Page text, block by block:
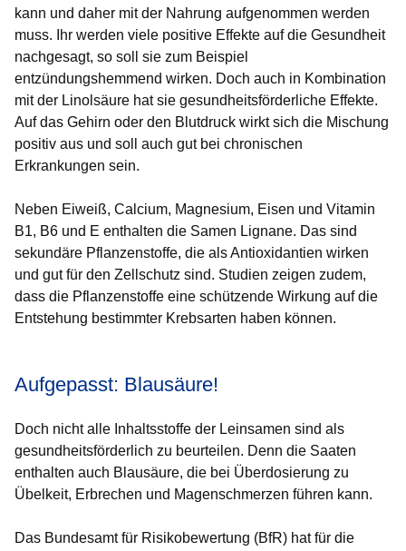
kann und daher mit der Nahrung aufgenommen werden
muss. Ihr werden viele positive Effekte auf die Gesundheit
nachgesagt, so soll sie zum Beispiel
entzündungshemmend wirken. Doch auch in Kombination
mit der Linolsäure hat sie gesundheitsförderliche Effekte.
Auf das Gehirn oder den Blutdruck wirkt sich die Mischung
positiv aus und soll auch gut bei chronischen
Erkrankungen sein.
Neben Eiweiß, Calcium, Magnesium, Eisen und Vitamin
B1, B6 und E enthalten die Samen Lignane. Das sind
sekundäre Pflanzenstoffe, die als Antioxidantien wirken
und gut für den Zellschutz sind. Studien zeigen zudem,
dass die Pflanzenstoffe eine schützende Wirkung auf die
Entstehung bestimmter Krebsarten haben können.
Aufgepasst: Blausäure!
Doch nicht alle Inhaltsstoffe der Leinsamen sind als
gesundheitsförderlich zu beurteilen. Denn die Saaten
enthalten auch Blausäure, die bei Überdosierung zu
Übelkeit, Erbrechen und Magenschmerzen führen kann.
Das Bundesamt für Risikobewertung (BfR) hat für die